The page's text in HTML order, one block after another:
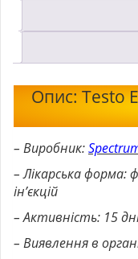
Опис: Testo
– Виробник:
– Лікарська форма:
ін’єкцій
– Активність: 15
– Виявлення в